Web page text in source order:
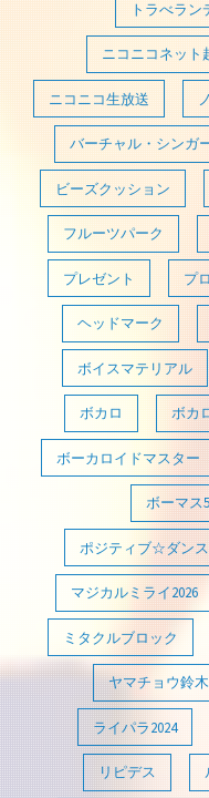
トラべラン
ニコニコネット
ニコニコ生放送
バーチャル・シンガ
ビーズクッション
フルーツパーク
プレゼント プ
ヘッドマーク
ボイスマテリアル
ボカロ ボカ
ボーカロイドマスター
ボーマス
ポジティブ☆ダン
マジカルミライ2026
ミタクルブロック
ヤマチョウ鈴
ライパラ2024
リピデス